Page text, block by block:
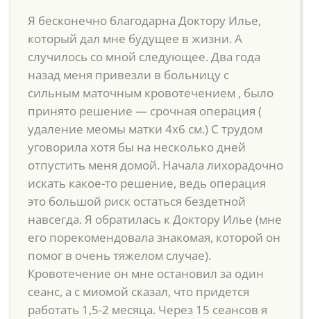
Я бесконечно благодарна Доктору Илье,
который дал мне будущее в жизни. А
случилось со мной следующее. Два года
назад меня привезли в больницу с
сильным маточным кровотечением , было
принято решение — срочная операция (
удаление меомы матки 4х6 см.) С трудом
уговорила хотя бы на несколько дней
отпустить меня домой. Начала лихорадочно
искать какое-то решение, ведь операция
это большой риск остаться бездетной
навсегда. Я обратилась к Доктору Илье (мне
его порекомендовала знакомая, которой он
помог в очень тяжелом случае).
Кровотечение он мне остановил за один
сеанс, а с миомой сказал, что придется
работать 1,5-2 месяца. Через 15 сеансов я